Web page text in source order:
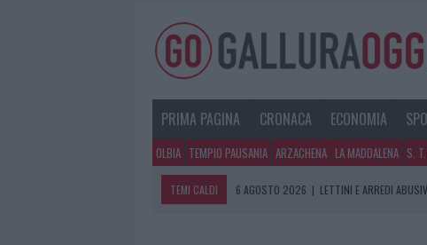
PRIMA PAGINA CRONACA ECONOMIA
OLBIA TEMPIO PAUSANIA ARZACHENA LA MADDALENA S.
TEMI CALDI 6 AGOSTO 2026 | LETTINI E ARREDI
6 AGOSTO 2026 | È MORTO FRANCESCO